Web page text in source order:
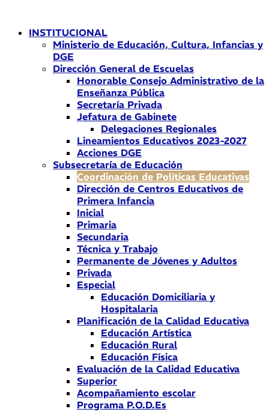
contenidoINSTITUCIONAL
Ministerio de Educación, Cultura, Infancias y
DGE
Dirección General de Escuelas
Honorable Consejo Administrativo de la
Enseñanza Pública
Secretaría Privada
Jefatura de Gabinete
Delegaciones Regionales
Lineamientos Educativos 2023-2027
Acciones DGE
Subsecretaría de Educación
Coordinación de Políticas Educativas
Dirección de Centros Educativos de
Primera Infancia
Inicial
Primaria
Secundaria
Técnica y Trabajo
Permanente de Jóvenes y Adultos
Privada
Especial
Educación Domiciliaria y
Hospitalaria
Planificación de la Calidad Educativa
Educación Artística
Educación Rural
Educación Física
Evaluación de la Calidad Educativa
Superior
Acompañamiento escolar
Programa P.O.D.Es